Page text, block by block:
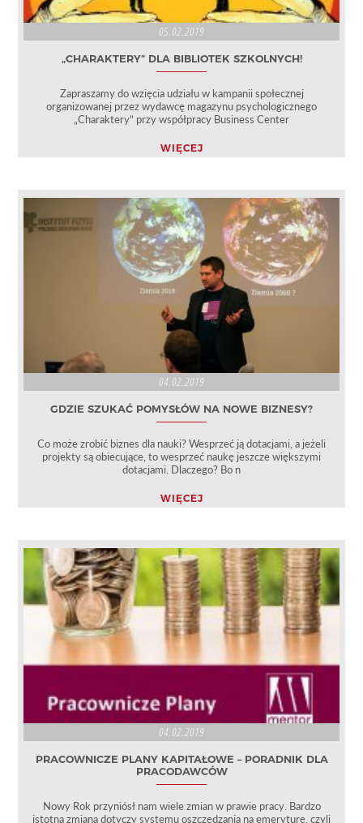
05.02.2019
„CHARAKTERY” DLA BIBLIOTEK SZKOLNYCH!
Zapraszamy do wzięcia udziału w kampanii społecznej
organizowanej przez wydawcę magazynu psychologicznego
„Charaktery” przy współpracy Business Center
WIĘCEJ
04.02.2019
GDZIE SZUKAĆ POMYSŁÓW NA NOWE BIZNESY?
Co może zrobić biznes dla nauki? Wesprzeć ją dotacjami, a jeżeli
projekty są obiecujące, to wesprzeć naukę jeszcze większymi
dotacjami. Dlaczego? Bo n
WIĘCEJ
04.02.2019
PRACOWNICZE PLANY KAPITAŁOWE – PORADNIK DLA
PRACODAWCÓW
Nowy Rok przyniósł nam wiele zmian w prawie pracy. Bardzo
istotna zmiana dotyczy systemu oszczędzania na emeryturę, czyli